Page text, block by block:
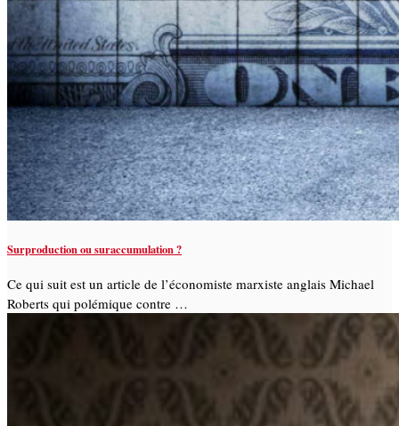
Surproduction ou suraccumulation ?
Ce qui suit est un article de l’économiste marxiste anglais Michael
Roberts qui polémique contre …